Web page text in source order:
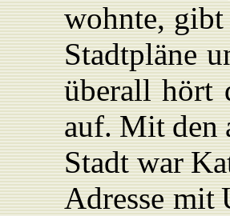
wohnte, gibt
Stadtpläne
überall hört
auf. Mit den
Stadt war K
Adresse mit